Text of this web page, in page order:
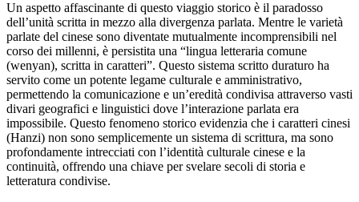
Un aspetto affascinante di questo viaggio storico è il paradosso
dell’unità scritta in mezzo alla divergenza parlata. Mentre le varietà
parlate del cinese sono diventate mutualmente incomprensibili nel
corso dei millenni, è persistita una “lingua letteraria comune
(wenyan), scritta in caratteri”. Questo sistema scritto duraturo ha
servito come un potente legame culturale e amministrativo,
permettendo la comunicazione e un’eredità condivisa attraverso vasti
divari geografici e linguistici dove l’interazione parlata era
impossibile. Questo fenomeno storico evidenzia che i caratteri cinesi
(Hanzi) non sono semplicemente un sistema di scrittura, ma sono
profondamente intrecciati con l’identità culturale cinese e la
continuità, offrendo una chiave per svelare secoli di storia e
letteratura condivise.